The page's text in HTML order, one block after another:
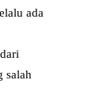
ada
salah